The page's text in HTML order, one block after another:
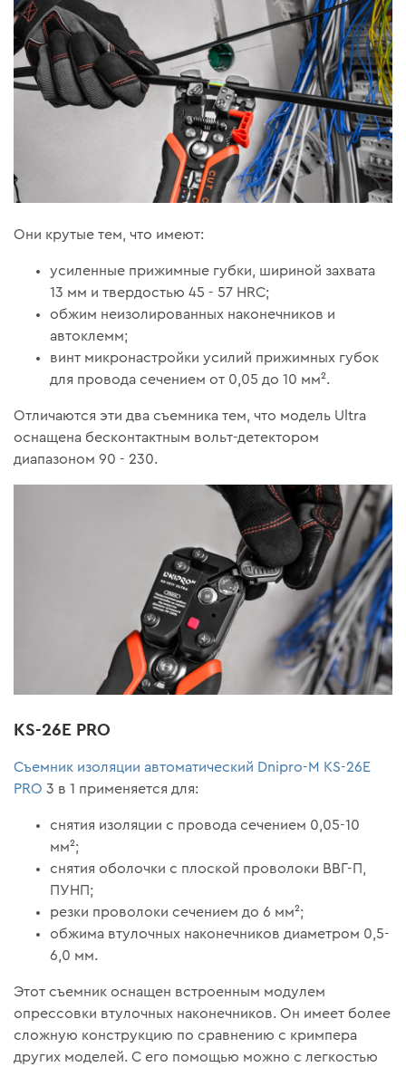
Они крутые тем, что имеют:
усиленные прижимные губки, шириной захвата
13 мм и твердостью 45 - 57 HRC;
обжим неизолированных наконечников и
автоклемм;
винт микронастройки усилий прижимных губок
для провода сечением от 0,05 до 10 мм².
Отличаются эти два съемника тем, что модель Ultra
оснащена бесконтактным вольт-детектором
диапазоном 90 - 230.
KS-26E PRO
Съемник изоляции автоматический Dnipro-M KS-26E
PRO 3 в 1 применяется для:
снятия изоляции с провода сечением 0,05-10
мм²;
снятия оболочки с плоской проволоки ВВГ-П,
ПУНП;
резки проволоки сечением до 6 мм²;
обжима втулочных наконечников диаметром 0,5-
6,0 мм.
Этот съемник оснащен встроенным модулем
опрессовки втулочных наконечников. Он имеет более
сложную конструкцию по сравнению с кримпера
других моделей. С его помощью можно с легкостью